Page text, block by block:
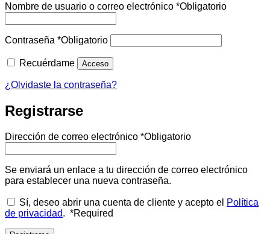
Nombre de usuario o correo electrónico *Obligatorio
Contraseña *Obligatorio
Recuérdame Acceso
¿Olvidaste la contraseña?
Registrarse
Dirección de correo electrónico *Obligatorio
Se enviará un enlace a tu dirección de correo electrónico
para establecer una nueva contraseña.
Sí, deseo abrir una cuenta de cliente y acepto el Política
de privacidad. *Required